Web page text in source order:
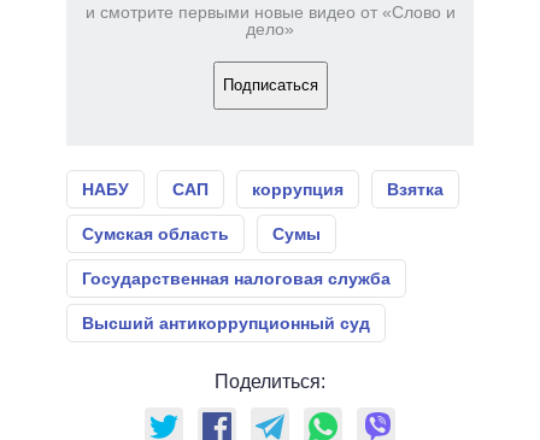
и смотрите первыми новые видео от «Слово и
дело»
Подписаться
НАБУ САП коррупция Взятка
Сумская область Сумы
Государственная налоговая служба
Высший антикоррупционный суд
Поделиться: